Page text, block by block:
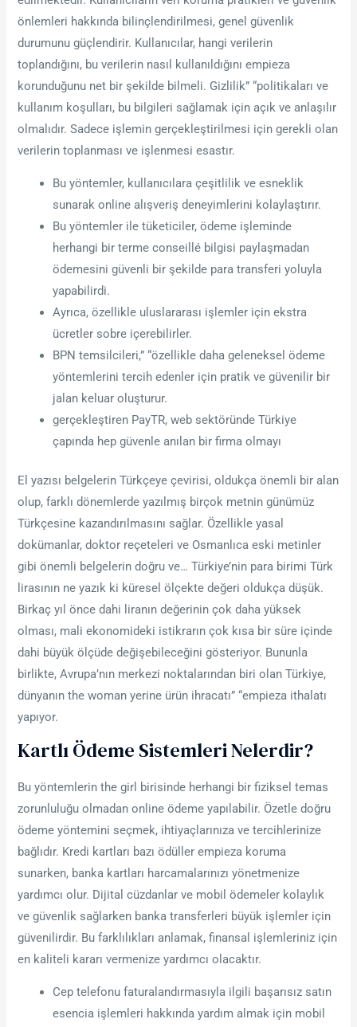
önlemleri hakkında bilinçlendirilmesi, genel güvenlik
durumunu güçlendirir. Kullanıcılar, hangi verilerin
toplandığını, bu verilerin nasıl kullanıldığını empieza
korunduğunu net bir şekilde bilmeli. Gizlilik” “politikaları ve
kullanım koşulları, bu bilgileri sağlamak için açık ve anlaşılır
olmalıdır. Sadece işlemin gerçekleştirilmesi için gerekli olan
verilerin toplanması ve işlenmesi esastır.
Bu yöntemler, kullanıcılara çeşitlilik ve esneklik
sunarak online alışveriş deneyimlerini kolaylaştırır.
Bu yöntemler ile tüketiciler, ödeme işleminde
herhangi bir terme conseillé bilgisi paylaşmadan
ödemesini güvenli bir şekilde para transferi yoluyla
yapabilirdi.
Ayrıca, özellikle uluslararası işlemler için ekstra
ücretler sobre içerebilirler.
BPN temsilcileri,” “özellikle daha geleneksel ödeme
yöntemlerini tercih edenler için pratik ve güvenilir bir
jalan keluar oluşturur.
gerçekleştiren PayTR, web sektöründe Türkiye
çapında hep güvenle anılan bir firma olmayı
El yazısı belgelerin Türkçeye çevirisi, oldukça önemli bir alan
olup, farklı dönemlerde yazılmış birçok metnin günümüz
Türkçesine kazandırılmasını sağlar. Özellikle yasal
dokümanlar, doktor reçeteleri ve Osmanlıca eski metinler
gibi önemli belgelerin doğru ve… Türkiye’nin para birimi Türk
lirasının ne yazık ki küresel ölçekte değeri oldukça düşük.
Birkaç yıl önce dahi liranın değerinin çok daha yüksek
olması, mali ekonomideki istikrarın çok kısa bir süre içinde
dahi büyük ölçüde değişebileceğini gösteriyor. Bununla
birlikte, Avrupa’nın merkezi noktalarından biri olan Türkiye,
dünyanın the woman yerine ürün ihracatı” “empieza ithalatı
yapıyor.
Kartlı Ödeme Sistemleri Nelerdir?
Bu yöntemlerin the girl birisinde herhangi bir fiziksel temas
zorunluluğu olmadan online ödeme yapılabilir. Özetle doğru
ödeme yöntemini seçmek, ihtiyaçlarınıza ve tercihlerinize
bağlıdır. Kredi kartları bazı ödüller empieza koruma
sunarken, banka kartları harcamalarınızı yönetmenize
yardımcı olur. Dijital cüzdanlar ve mobil ödemeler kolaylık
ve güvenlik sağlarken banka transferleri büyük işlemler için
güvenilirdir. Bu farklılıkları anlamak, finansal işlemleriniz için
en kaliteli kararı vermenize yardımcı olacaktır.
Cep telefonu faturalandırmasıyla ilgili başarısız satın
esencia işlemleri hakkında yardım almak için mobil